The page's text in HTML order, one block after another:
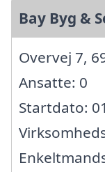
Bay Byg &
Overvej 7,
Ansatte: 0
Startdato: